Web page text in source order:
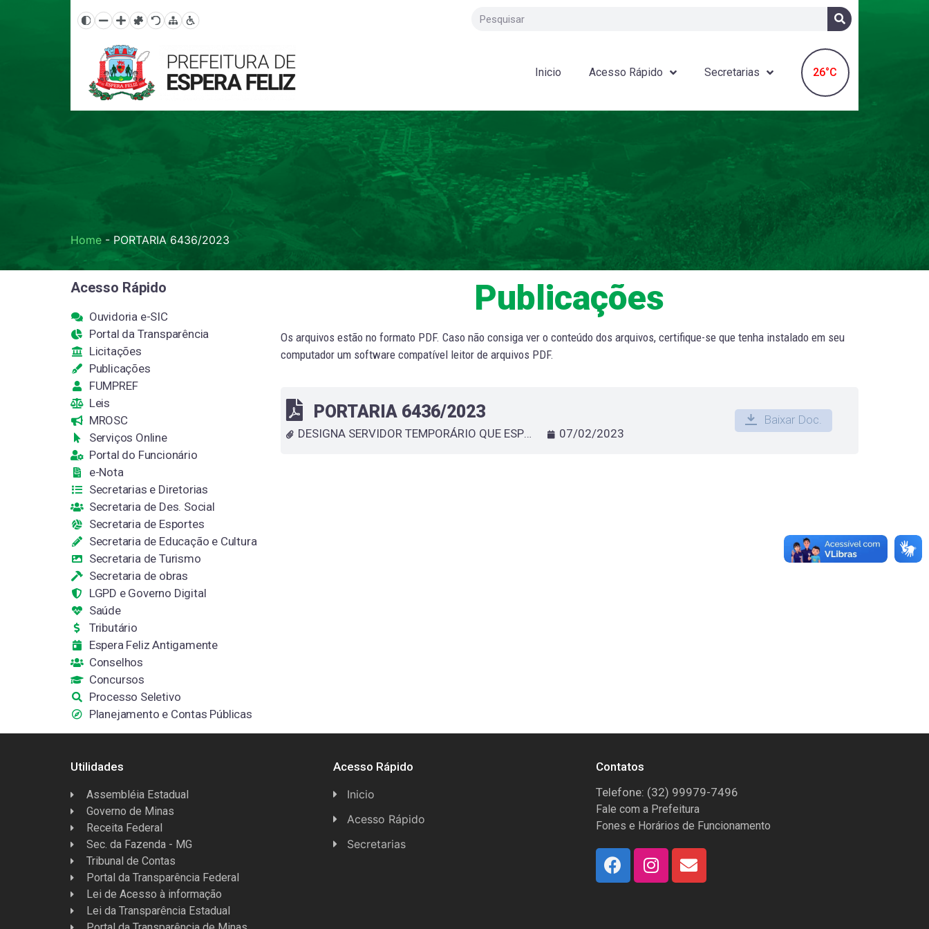
Inicio Acesso Rápido Secretarias 26°C
Home -PORTARIA 6436/2023
Acesso Rápido
Ouvidoria e-SIC
Portal da Transparência
Licitações
Publicações
FUMPREF
Leis
MROSC
Serviços Online
Portal do Funcionário
e-Nota
Secretarias e Diretorias
Secretaria de Des. Social
Secretaria de Esportes
Secretaria de Educação e Cultura
Secretaria de Turismo
Secretaria de obras
LGPD e Governo Digital
Saúde
Tributário
Espera Feliz Antigamente
Conselhos
Concursos
Processo Seletivo
Planejamento e Contas Públicas
Publicações
Os arquivos estão no formato PDF. Caso não consiga ver o conteúdo dos arquivos, certifique-se que tenha instalado em seu
computador um software compatível leitor de arquivos PDF.
PORTARIA 6436/2023
DESIGNA SERVIDOR TEMPORÁRIO QUE ESPECIFICA - ELEIENE SOARES REDUZINO DA SILVA 07/02/2023
Baixar Doc.
Utilidades
Assembléia Estadual
Governo de Minas
Receita Federal
Sec. da Fazenda - MG
Tribunal de Contas
Portal da Transparência Federal
Lei de Acesso à informação
Lei da Transparência Estadual
Acesso Rápido
Inicio
Acesso Rápido
Concursos
Secretarias
Contatos
Telefone: (32) 99979-7496
Fale com a Prefeitura
Fones e Horários de Funcionamento